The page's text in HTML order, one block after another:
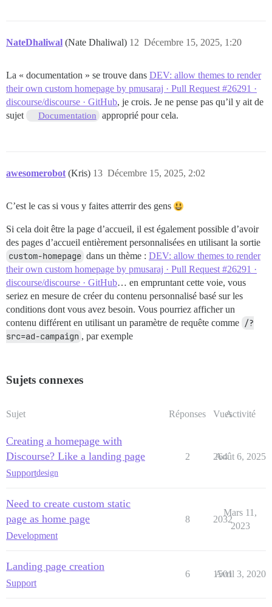
NateDhaliwal (Nate Dhaliwal) Décembre 15, 2025, 1:20
12
La « documentation » se trouve dans DEV: allow themes to render
their own custom homepage by pmusaraj · Pull Request #26291 ·
discourse/discourse · GitHub, je crois. Je ne pense pas qu’il y ait de
sujet
Documentation approprié pour cela.
awesomerobot (Kris) Décembre 15, 2025, 2:02
13
C’est le cas si vous y faites atterrir des gens
Si cela doit être la page d’accueil, il est également possible d’avoir
des pages d’accueil entièrement personnalisées en utilisant la sortie
custom-homepage dans un thème : DEV: allow themes to render
their own custom homepage by pmusaraj · Pull Request #26291 ·
discourse/discourse · GitHub… en empruntant cette voie, vous
seriez en mesure de créer du contenu personnalisé basé sur les
conditions dont vous avez besoin. Vous pourriez afficher un
contenu différent en utilisant un paramètre de requête comme /?
src=ad-campaign , par exemple
Sujets connexes
Sujet Réponses VuesActivité
Creating a homepage with
Discourse? Like a landing page
Supportdesign
2 264
Août 6, 2025
Need to create custom static
page as home page
Development
8 2032
Mars 11,
2023
Landing page creation
Support
6 1501
Avril 3, 2020